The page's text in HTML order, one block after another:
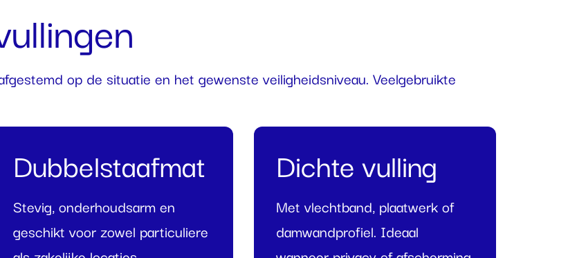
op de situatie en het gewenste veiligheidsniveau. Veelgebruikte
Dubbelstaafmat
Stevig, onderhoudsarm en
geschikt voor zowel particuliere
Dichte vulling
Met vlechtband, plaatwerk of
damwandprofiel. Ideaal